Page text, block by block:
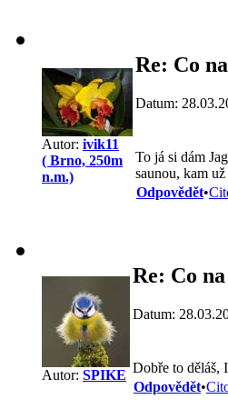
Autor: ivik11
( Brno, 250m
n.m.)
Re: Co
Datum:
To já si dám
saunou, kam
Odpovědět•
Autor: SPIKE
Re: Co
Datum:
Dobře to
Odpovědět•